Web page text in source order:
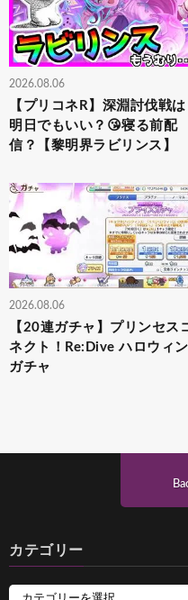
2026.08.06
【プリコネR】深淵討伐戦は
明日でもいい？😘寝る前配
信？【黎明界ラビリンス】
2026.08.06
【20連ガチャ】プリンセス
ネクト！Re:Dive ハロウィン
ガチャ
カテゴリー